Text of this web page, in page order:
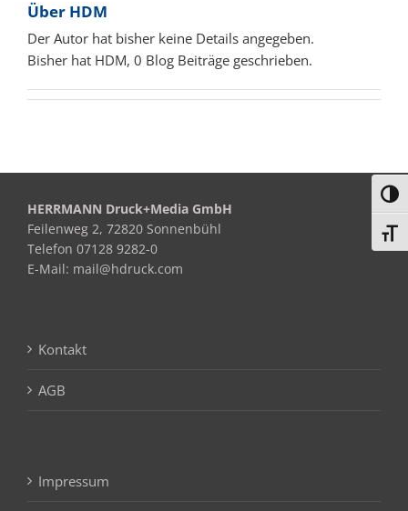
Über HDM
Der Autor hat bisher keine Details angegeben.
Bisher hat HDM, 0 Blog Beiträge geschrieben.
HERRMANN Druck+Media GmbH
Feilenweg 2, 72820 Sonnenbühl
Telefon 07128 9282-0
E-Mail: mail@hdruck.com
Kontakt
AGB
Impressum